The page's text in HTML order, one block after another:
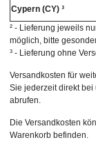
Cypern (CY) ³
² - Lieferung jeweils
möglich, bitte
³ - Lieferung ohne
Versandkosten für
Sie jederzeit direkt
abrufen.
Die Versandkosten
Warenkorb befinden.